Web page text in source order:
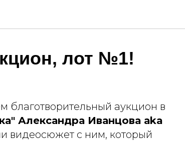
лот №1!
благотворительный аукцион в
Александра Иванцова аka
видеосюжет с ним, который